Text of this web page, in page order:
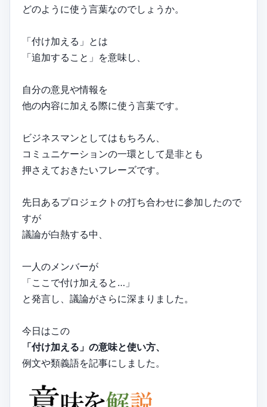
どのように使う言葉なのでしょうか。
「付け加える」とは
「追加すること」を意味し、
自分の意見や情報を
他の内容に加える際に使う言葉です。
ビジネスマンとしてはもちろん、
コミュニケーションの一環として是非とも
押さえておきたいフレーズです。
先日あるプロジェクトの打ち合わせに参加したので
すが
議論が白熱する中、
一人のメンバーが
「ここで付け加えると…」
と発言し、議論がさらに深まりました。
今日はこの
「付け加える」の意味と使い方、
例文や類義語を記事にしました。